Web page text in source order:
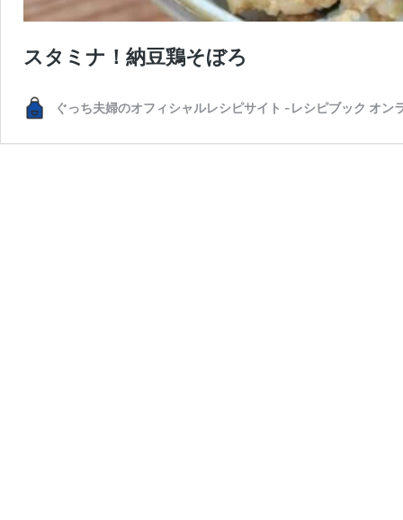
スタミナ！納豆鶏そぼろ
ぐっち夫婦のオフィシャルレシピサイト -レシピブック オン